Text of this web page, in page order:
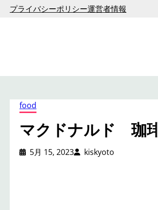
プ
プライバシーポリシー運営者情報
food
マクドナルド 珈
5月 15, 2023 kiskyoto